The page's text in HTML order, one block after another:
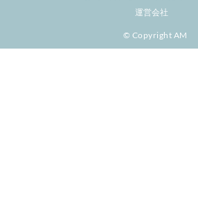
運営会社
© Copyright AM